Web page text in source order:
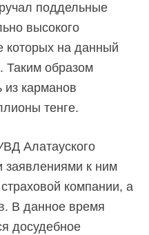
поддельные
высокого
которых на данный
Таким образом
карманов
тенге.
Алатауского
к ним
компании, а
В данное время
досудебное